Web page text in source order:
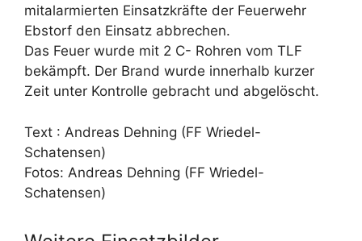
mitalarmierten Einsatzkräfte der Feuerwehr
Ebstorf den Einsatz abbrechen.
Das Feuer wurde mit 2 C- Rohren vom TLF
bekämpft. Der Brand wurde innerhalb kurzer
Zeit unter Kontrolle gebracht und abgelöscht.
Text : Andreas Dehning (FF Wriedel-
Schatensen)
Fotos: Andreas Dehning (FF Wriedel-
Schatensen)